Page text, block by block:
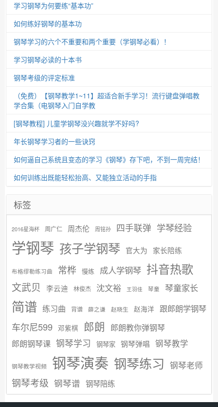
学习钢琴为何要练“基本功”
如何练好钢琴的基本功
钢琴学习的六个不重要和两个重要（学钢琴必看）！
学习钢琴必读的十本书
钢琴考级的评定标准
（免费）【钢琴教学1~11】超适合新手学习！流行键盘弹唱教
学合集（电钢琴入门自学教
[钢琴教程] 儿童学钢琴没兴趣就学不好吗?
年长钢琴学习者的一些诀窍
如何逼自己系统且变态的学习《钢琴》存下吧，不到一周完结！
如何训练出既能轻松抬高、又能独立活动的手指
标签
2016星海杯 周广仁 周杰伦 周铭孙 四手联弹 学琴经验
学钢琴 孩子学钢琴 官大为 家长陪练
布格缪勒练习曲 常桦 慢练 成人学钢琴 抖音热歌
文武贝 李云迪 林俊杰 沈文裕 王羽佳 琴童 琴童家长
简谱 练习曲 背谱 薛之谦 赵晓生 赵海洋 跟郎朗学钢琴
车尔尼599 邓紫棋 郎朗 郎朗教你弹钢琴
郎朗钢琴课 钢琴学习 钢琴家 钢琴弹唱 钢琴教学
钢琴教学视频 钢琴演奏 钢琴练习 钢琴老师
钢琴考级 钢琴谱 钢琴陪练